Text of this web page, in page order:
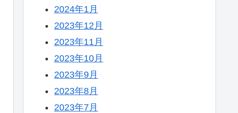
2024年1月
2023年12月
2023年11月
2023年10月
2023年9月
2023年8月
2023年7月